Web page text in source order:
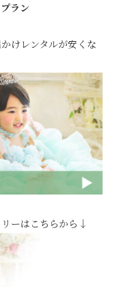
ラン
けレンタルが安くな
ーはこちらから↓